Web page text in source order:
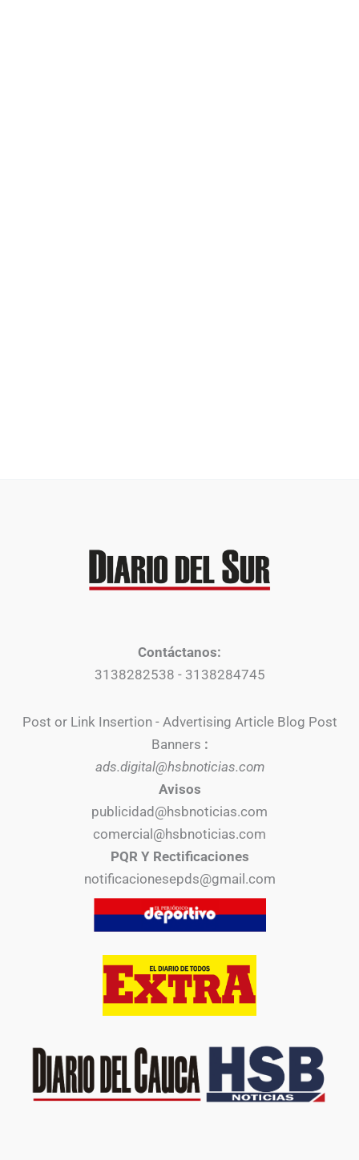
Contáctanos:
3138282538 - 3138284745
Post or Link Insertion - Advertising Article Blog Post
Banners :
ads.digital@hsbnoticias.com
Avisos
publicidad@hsbnoticias.com
comercial@hsbnoticias.com
PQR Y Rectificaciones
notificacionesepds@gmail.com